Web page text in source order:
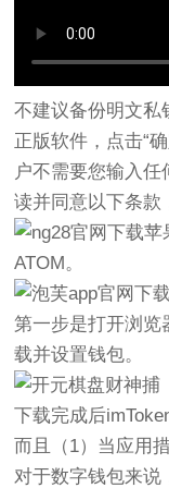
不建议备份明文私
正版软件，点击“
户不需要您输入
读并同意以下条款
ATOM。
第一步是打开浏览
载并设置钱包。
下载完成后
而且（1）当应用
对于数字钱包来说